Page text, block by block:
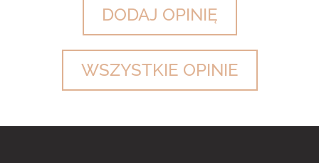
DODAJ OPINIĘ
WSZYSTKIE OPINIE